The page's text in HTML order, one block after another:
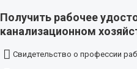
Получить рабочее
канализационном
Свидетельство о профессии